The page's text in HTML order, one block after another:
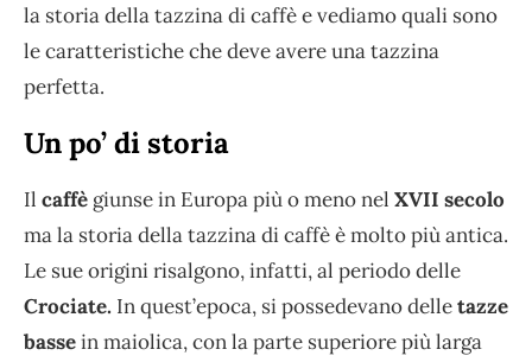
la storia della tazzina di caffè e vediamo quali sono
le caratteristiche che deve avere una tazzina
perfetta.
Un po’ di storia
Il caffè giunse in Europa più o meno nel XVII secolo
ma la storia della tazzina di caffè è molto più antica.
Le sue origini risalgono, infatti, al periodo delle
Crociate. In quest’epoca, si possedevano delletazze
bassein maiolica, con la parte superiore più larga